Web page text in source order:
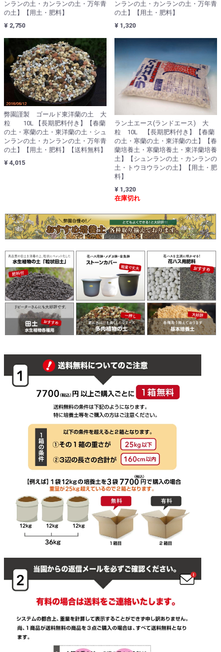
ンランの土・カンランの土・万年青
の土】【用土・肥料】
¥ 2,750
ンランの土・カンランの土・万年青
の土】【用土・肥料】
¥ 1,320
弊園謹製 ゴールド東洋蘭の土 大
粒 10L 【長期肥料付き】【春蘭
の土・寒蘭の土・東洋蘭の土・シュ
ンランの土・カンランの土・万年青
の土】【用土・肥料】【送料無料】
¥ 4,015
ラン土エース(ランドエース) 大
粒 10L 【長期肥料付き】【春蘭
の土・寒蘭の土・東洋蘭の土】【春
蘭培養土・寒蘭培養土・東洋蘭培養
土】【シュンランの土・カンランの
土・トウヨウランの土】【用土・肥
料】
¥ 1,320
在庫切れ